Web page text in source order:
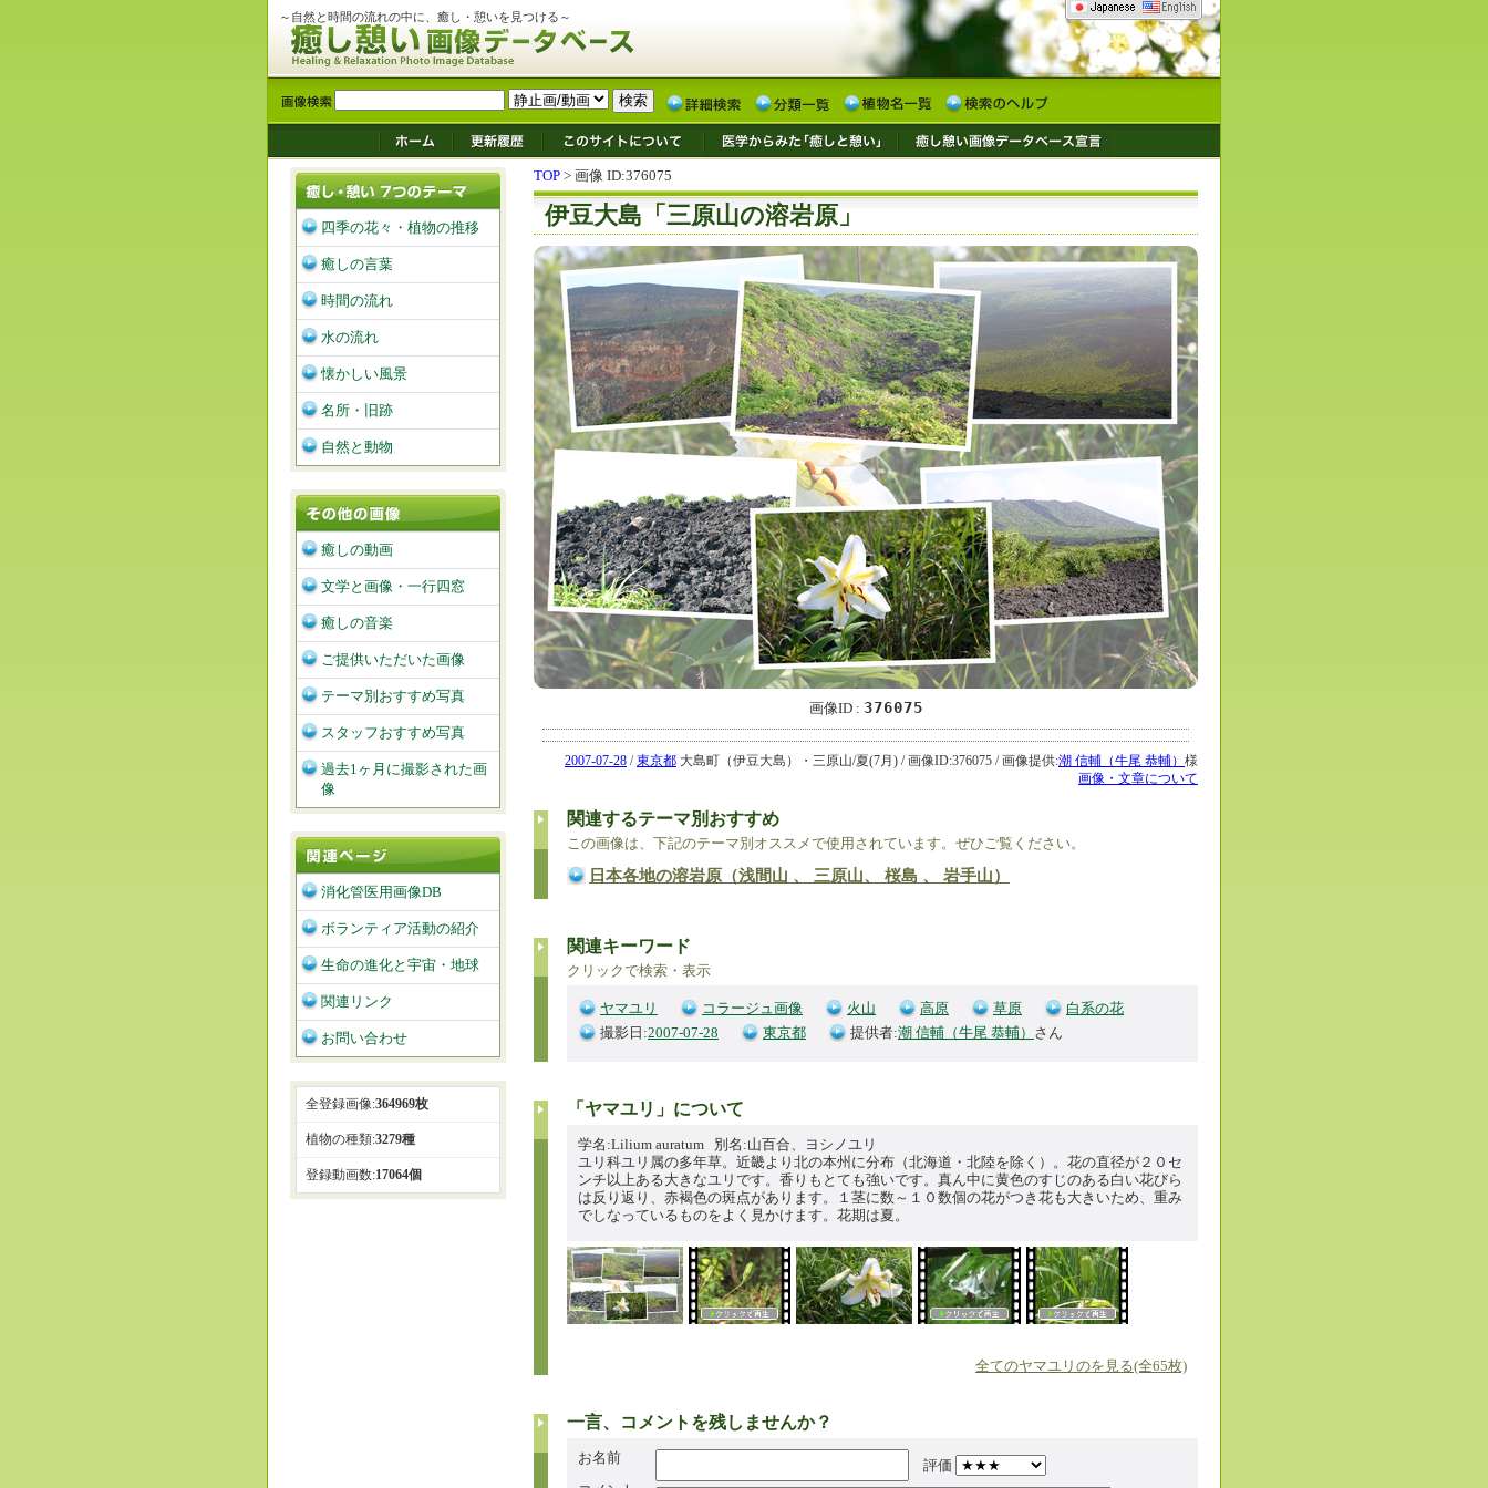
～自然と時間の流れの中に、癒し・憩いを見つける～
TOP > 画像 ID:376075
伊豆大島「三原山の溶岩原」
画像ID : 376075
2007-07-28 /東京都 大島町（伊豆大島）・三原山/夏(7月) / 画像ID:376075 / 画像提供:潮 信輔（牛尾 恭輔） 様
画像・文章について
関連するテーマ別おすすめ
この画像は、下記のテーマ別オススメで使用されています。ぜひご覧ください。
日本各地の溶岩原（浅間山 、 三原山、 桜島 、 岩手山）
関連キーワード
クリックで検索・表示
ヤマユリ コラージュ画像 火山 高原 草原
白系の花
撮影日:2007-07-28 東京都 提供者:潮 信輔（牛尾 恭輔） さん
「ヤマユリ」について
学名:Lilium auratum 別名:山百合、ヨシノユリ
ユリ科ユリ属の多年草。近畿より北の本州に分布（北海道・北陸を除く）。花の直径が２０セ
ンチ以上ある大きなユリです。香りもとても強いです。真ん中に黄色のすじのある白い花びら
は反り返り、赤褐色の斑点があります。１茎に数～１０数個の花がつき花も大きいため、重み
でしなっているものをよく見かけます。花期は夏。
全てのヤマユリのを見る(全65枚)
一言、コメントを残しませんか？
お名前
評価
四季の花々・植物の推移
癒しの言葉
時間の流れ
水の流れ
懐かしい風景
名所・旧跡
自然と動物
癒しの動画
文学と画像・一行四窓
癒しの音楽
ご提供いただいた画像
テーマ別おすすめ写真
スタッフおすすめ写真
過去1ヶ月に撮影された画
像
消化管医用画像DB
ボランティア活動の紹介
生命の進化と宇宙・地球
関連リンク
お問い合わせ
全登録画像:364969枚
植物の種類:3279種
登録動画数:17064個